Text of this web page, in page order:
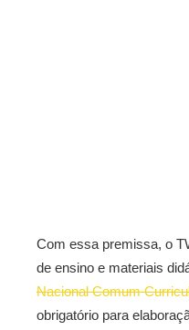
Com essa premissa, o
de ensino e materiais
Nacional Comum
obrigatório para